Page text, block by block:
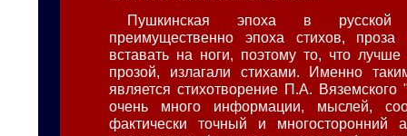
Пушкинская эпоха в русской
преимущественно эпоха стихов, проза
вставать на ноги, поэтому то, что
прозой, излагали стихами. Именно
является стихотворение П.А.
очень много информации, мыслей,
фактически точный и многосторонний